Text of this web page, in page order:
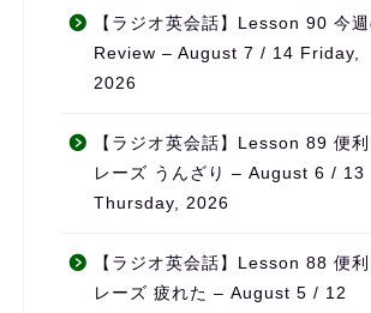
事と両立すること
目標がある方、サ
けながら進めたい
無理なく続
チベーショ
っています。
なく、学習の
をしっかり見
てくれるた
料金も他の英
【ラジオ英会話】Lesson 90 今
Review – August 7 / 14 Friday,
2026
【ラジオ英会話】Lesson 89 便利
レーズ うんざり – August 6 / 13
Thursday, 2026
【ラジオ英会話】Lesson 88 便利
レーズ 疲れた – August 5 / 12